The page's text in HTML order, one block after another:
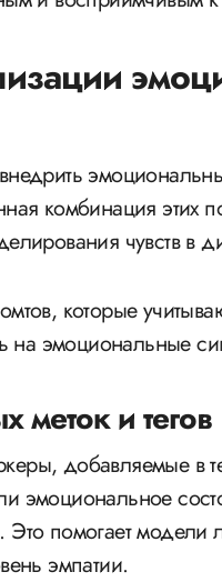
комбинация этих
чувств в
которые
на эмоциональные
меток и тегов
добавляемые в
эмоциональное
Это помогает модели
эмпатии.